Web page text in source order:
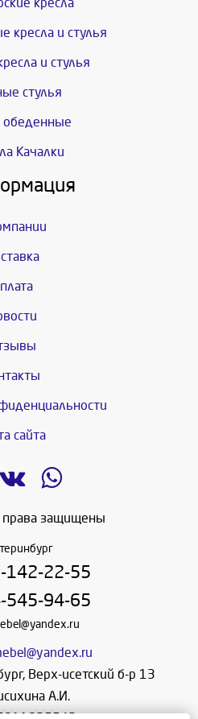
кресла и стулья
и стулья
стулья
обеденные
Качалки
сайта
защищены
142-22-55
545-94-65
, Верх-исетский б-р 13
А.И.